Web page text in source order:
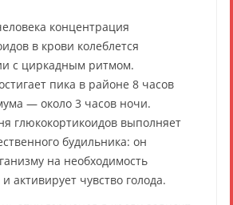
концентрация
в крови колеблется
с циркадным ритмом.
пика в районе 8 часов
— около 3 часов ночи.
глюкокортикоидов выполняет
будильника: он
на необходимость
активирует чувство голода.